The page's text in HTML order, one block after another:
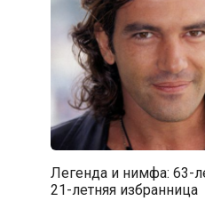
Легенда и нимфа: 63-
21-летняя избранница